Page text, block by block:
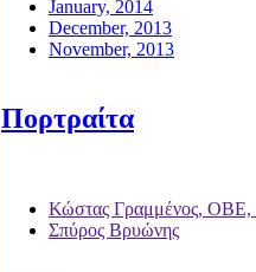
January, 2014
December, 2013
November, 2013
Πορτραίτα
Κώστας Γραμμένος, ΟΒΕ,
Σπύρος Βρυώνης